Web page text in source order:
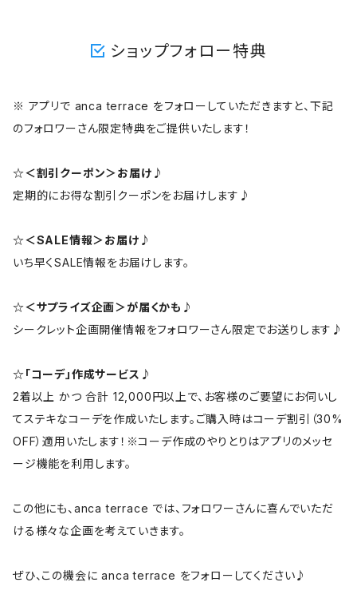
ショップフォロー特典
※ アプリで anca terrace をフォローしていただきますと、下記
のフォロワーさん限定特典をご提供いたします！
☆＜割引クーポン＞お届け♪
定期的にお得な割引クーポンをお届けします♪
☆＜SALE情報＞お届け♪
いち早くSALE情報をお届けします。
☆＜サプライズ企画＞が届くかも♪
シークレット企画開催情報をフォロワーさん限定でお送りします♪
☆「コーデ」作成サービス♪
2着以上 かつ 合計 12,000円以上で、お客様のご要望にお伺いし
てステキなコーデを作成いたします。ご購入時はコーデ割引（30%
OFF）適用いたします！※コーデ作成のやりとりはアプリのメッセ
ージ機能を利用します。
この他にも、anca terrace では、フォロワーさんに喜んでいただ
ける様々な企画を考えていきます。
ぜひ、この機会に anca terrace をフォローしてください♪